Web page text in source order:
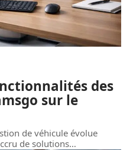
des
sur le
de véhicule évolue
de solutions…